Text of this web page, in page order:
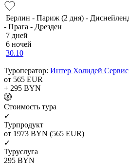
Берлин - Париж (2 дня) -
- Прага - Дрезден
7 дней
6 ночей
30.10
Туроператор: Интер Холидей Сервис
от 565 EUR
+ 295 BYN
Cтоимость тура
✓
Турпродукт
от 1973 BYN (565 EUR)
✓
Туруслуга
295 BYN